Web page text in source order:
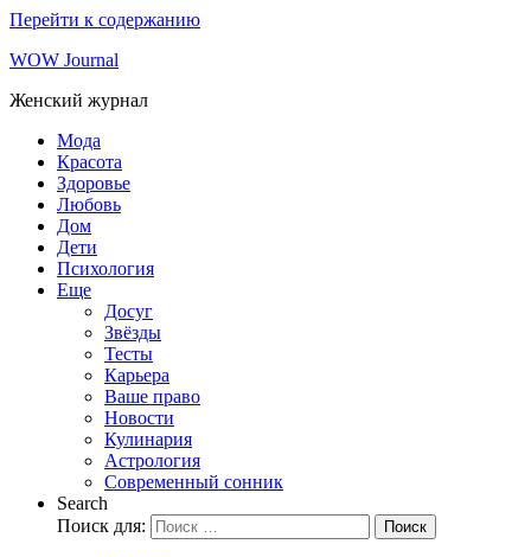
Перейти к содержанию
WOW Journal
Женский журнал
Мода
Красота
Здоровье
Любовь
Дом
Дети
Психология
Еще
Досуг
Звёзды
Тесты
Карьера
Ваше право
Новости
Кулинария
Астрология
Современный сонник
Search
Поиск для:
Поиск